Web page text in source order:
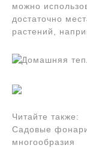
можно
достаточно
растений,
Читайте также:
Садовые
многообразия